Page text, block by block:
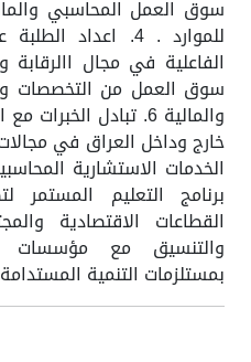
سوق العمل المحاسبي
للموارد . 4. اعداد
سوق العمل من التخصصات
والمالية 6. تبادل
الخدمات الاستشارية
برنامج التعليم
والتنسيق مع مؤسسات
بمستلزمات التنمية المستدامة